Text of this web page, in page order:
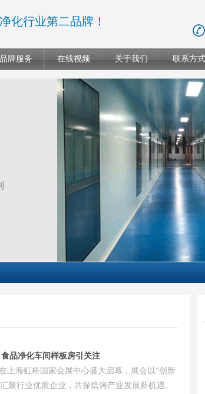
化行业第二品牌！
品牌服务 在线视频 关于我们 联系方式
品净化车间样板房引关注
上海虹桥国家会展中心盛大启幕，展会以“创新
聚行业优质企业，共探焙烤产业发展新机遇。